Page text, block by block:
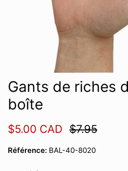
Gants de riches
boîte
Prix soldé
$5.00 CAD Prix habituel
$7.95
Référence: BAL-40-8020